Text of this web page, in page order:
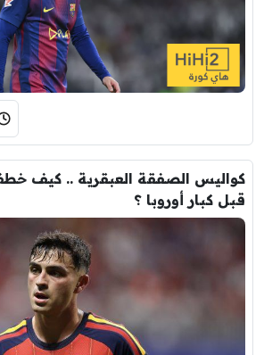
كواليس الصفقة العبقرية .. كيف
قبل كبار أوروبا ؟